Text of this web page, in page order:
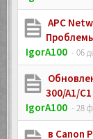
APC
IgorA100 - 06
300/A1/C1
IgorA100 - 28
в Canon